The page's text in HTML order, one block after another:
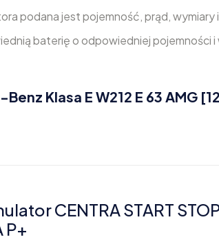
podana jest pojemność, prąd,
baterię o odpowiedniej pojemności i
Klasa E W212 E 63 AMG
CENTRA START
P+